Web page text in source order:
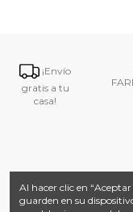
¡Envío
gratis a tu
casa!
Al hacer clic en “Aceptar
guarden en su